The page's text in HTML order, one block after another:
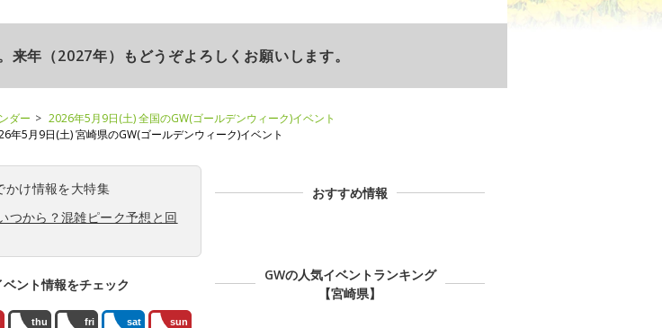
年（2027年）もどうぞよろしくお願いします。
ダー
2026年5月9日(土) 全国のGW(ゴールデンウィーク)イベント
年5月9日(土) 宮崎県のGW(ゴールデンウィーク)イベント
かけ情報を大特集
つから？混雑ピーク予想と回
ント情報をチェック
thu fri sat sun
おすすめ情報
GWの人気イベントランキング
【宮崎県】